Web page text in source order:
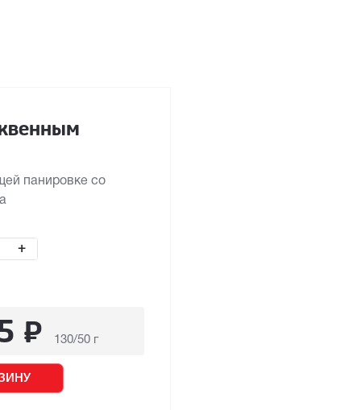
панировке со
+
₽ 130/50 г